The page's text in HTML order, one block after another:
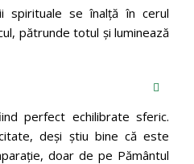
spirituale se înalţă în cerul
pătrunde totul şi luminează
perfect echilibrate sferic.
deși știu bine că este
doar de pe Pământul